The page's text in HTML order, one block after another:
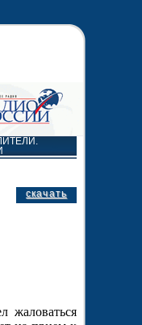
скачать
жаловаться